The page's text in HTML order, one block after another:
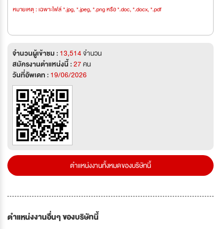
หมายเหตุ : เฉพาะไฟล์ *.jpg, *.jpeg, *.png หรือ *.doc, *.docx, *.pdf
จำนวนผู้เข้าชม : 13,514จำนวน
สมัครงานตำแหน่งนี้ :27คน
วันที่อัพเดท : 19/06/2026
ตำแหน่งงานทั้งหมดของบริษัทนี้
ตำแหน่งงานอื่นๆ ของบริษัทนี้